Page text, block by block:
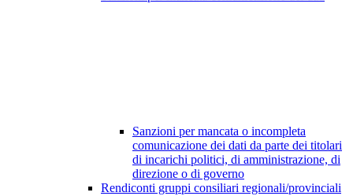
Sanzioni per mancata o incompleta
comunicazione dei dati da parte dei titolari
di incarichi politici, di amministrazione, di
direzione o di governo
Rendiconti gruppi consiliari regionali/provinciali